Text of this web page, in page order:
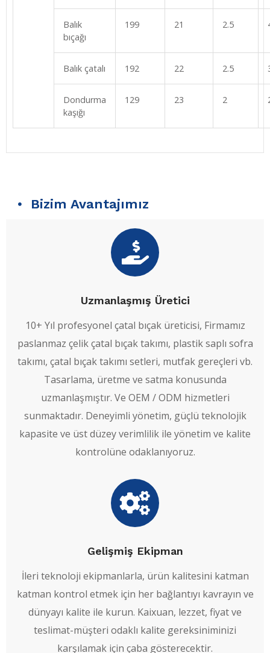
Balık
bıçağı
199 21 2.5
Balık çatalı 192 22 2.5
Dondurma
kaşığı
129 23 2
Bizim Avantajımız
Uzmanlaşmış Üretici
10+ Yıl profesyonel çatal bıçak üreticisi, Firmamız
paslanmaz çelik çatal bıçak takımı, plastik saplı sofra
takımı, çatal bıçak takımı setleri, mutfak gereçleri vb.
Tasarlama, üretme ve satma konusunda
uzmanlaşmıştır. Ve OEM / ODM hizmetleri
sunmaktadır. Deneyimli yönetim, güçlü teknolojik
kapasite ve üst düzey verimlilik ile yönetim ve kalite
kontrolüne odaklanıyoruz.
Gelişmiş Ekipman
İleri teknoloji ekipmanlarla, ürün kalitesini katman
katman kontrol etmek için her bağlantıyı kavrayın ve
dünyayı kalite ile kurun. Kaixuan, lezzet, fiyat ve
teslimat-müşteri odaklı kalite gereksiniminizi
karşılamak için çaba gösterecektir.